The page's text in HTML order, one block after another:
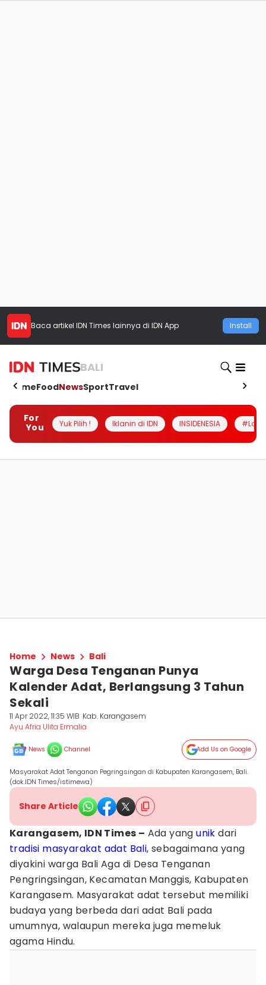
Baca artikel IDN Times lainnya di IDN App Install
BALI
HomeFoodNewsSportTravel
For
You
Yuk Pilih ! Iklanin di IDN INSIDENESIA
Home News Bali
Warga Desa Tenganan Punya
Kalender Adat, Berlangsung 3 Tahun
Sekali
11 Apr 2022, 11:35 WIB Kab. Karangasem
Ayu Afria Ulita Ermalia
News Channel Add Us on Google
Masyarakat Adat Tenganan Pegringsingan di Kabupaten Karangasem, Bali.
(dok.IDN Times/istimewa)
Share Article
Karangasem, IDN Times – Ada yangunik dari
tradisi masyarakat adat Bali, sebagaimana yang
diyakini warga Bali Aga di Desa Tenganan
Pengringsingan, Kecamatan Manggis, Kabupaten
Karangasem. Masyarakat adat tersebut memiliki
budaya yang berbeda dari adat Bali pada
umumnya, walaupun mereka juga memeluk
agama Hindu.